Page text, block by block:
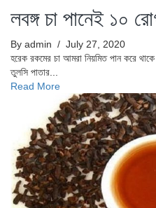
লবঙ্গ চা পানেই ১০
By admin / July 27, 2020
হরেক রকমের চা আমরা নিয়মিত পান করে
তুলসি পাতার...
Read More